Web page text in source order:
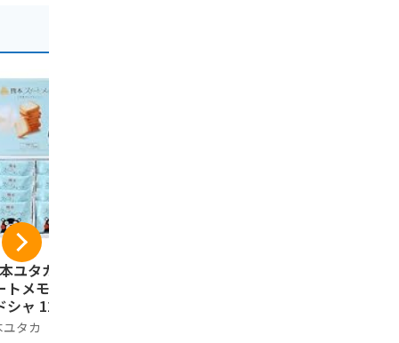
ユタカ] 熊本ス
トメモリア ラン
シャ 12個
タカ